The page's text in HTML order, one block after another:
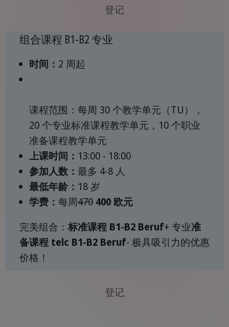
登记
组合课程 B1-B2 专业
时间： 2 周起
课程范围：每周 30 个教学单元（TU），
20 个专业标准课程教学单元，10 个职业
准备课程教学单元
上课时间： 13:00 - 18:00
参加人数： 最多 4-8 人
最低年龄： 18 岁
学费： 每周470 400 欧元
完美组合： 标准课程 B1-B2 Beruf+ 专业准
备课程 telc B1-B2 Beruf- 极具吸引力的优惠
价格！
登记